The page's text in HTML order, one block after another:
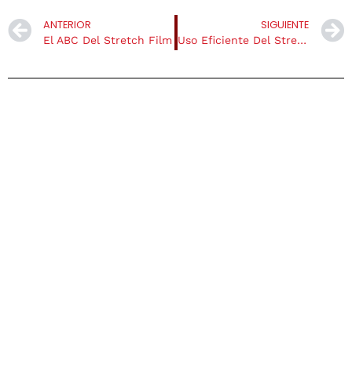
ANTERIOR
El ABC Del Stretch Film
SIGUIENTE
Uso Eficiente Del Stretch Film